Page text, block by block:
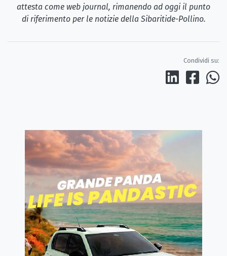
attesta come web journal, rimanendo ad oggi il punto
di riferimento per le notizie della Sibaritide-Pollino.
Condividi su: